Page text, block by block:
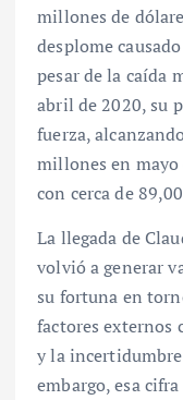
millones de
desplome
pesar de la caída
abril de 2020, su
fuerza,
millones en mayo
con cerca de
La llegada de
volvió a generar
su fortuna en
factores externos
y la
embargo, esa